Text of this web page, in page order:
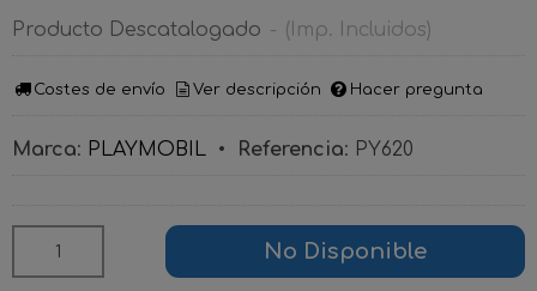
Producto Descatalogado - (Imp. Incluidos)
Costes de envío Ver descripción Hacer pregunta
Marca: PLAYMOBIL • Referencia: PY620
No Disponible